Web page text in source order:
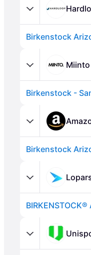
Miinto
Birkenstock